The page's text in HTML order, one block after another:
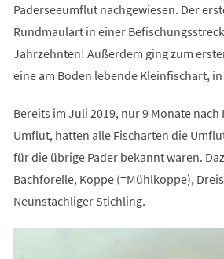
Paderseeumflut nachgewiesen. Der
Rundmaulart in einer
Jahrzehnten! Außerdem ging zum
eine am Boden lebende Kleinfischart, in
Bereits im Juli 2019, nur 9 Monate
Umflut, hatten alle Fischarten die
für die übrige Pader bekannt waren.
Bachforelle, Koppe (=Mühlkoppe),
Neunstachliger Stichling.